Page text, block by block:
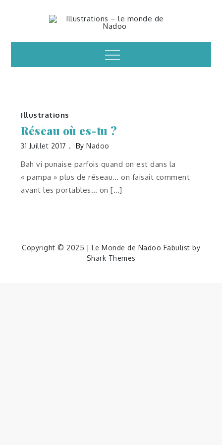
Illustrations – le
monde de Nadoo
Menu
Illustrations
Réseau où es-tu ?
31 Juillet 2017 ByNadoo
Bah vi punaise parfois quand on est dans la
« pampa » plus de réseau… on faisait comment
avant les portables… on […]
Copyright © 2025 | Le Monde de Nadoo Fabulist by
Shark Themes